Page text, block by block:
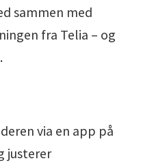
sammen med
fra Telia – og
via en app på
justerer